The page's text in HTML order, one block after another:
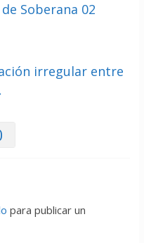
Soberana 02
irregular entre
para publicar un